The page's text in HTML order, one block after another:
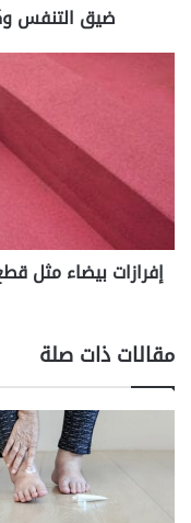
ضيق التنفس
المهبل
،
ما
هوإفرازات بيضاء مثل
مقالات ذات صلة